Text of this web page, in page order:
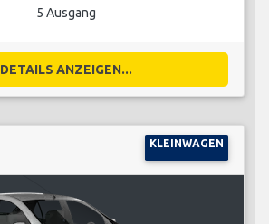
5 Ausgang
DETAILS ANZEIGEN...
KLEINWAGEN